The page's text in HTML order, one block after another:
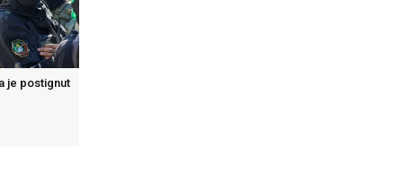
je postignut